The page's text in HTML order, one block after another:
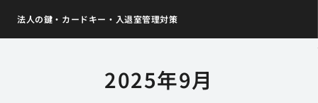
法人の鍵・カードキー・入退室管理対策
2025年9月